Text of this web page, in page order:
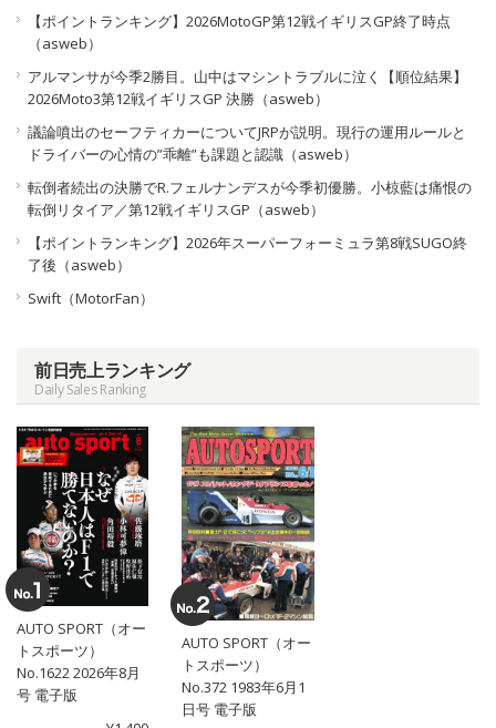
【ポイントランキング】2026MotoGP第12戦イギリスGP終了時点
（asweb）
アルマンサが今季2勝目。山中はマシントラブルに泣く【順位結果】
2026Moto3第12戦イギリスGP 決勝（asweb）
議論噴出のセーフティカーについてJRPが説明。現行の運用ルールと
ドライバーの心情の”乖離”も課題と認識（asweb）
転倒者続出の決勝でR.フェルナンデスが今季初優勝。小椋藍は痛恨の
転倒リタイア／第12戦イギリスGP（asweb）
【ポイントランキング】2026年スーパーフォーミュラ第8戦SUGO終
了後（asweb）
Swift（MotorFan）
前日売上ランキング
Daily Sales Ranking
AUTO SPORT（オー
トスポーツ）
No.1622 2026年8月
号 電子版
AUTO SPORT（オー
トスポーツ）
No.372 1983年6月1
日号 電子版